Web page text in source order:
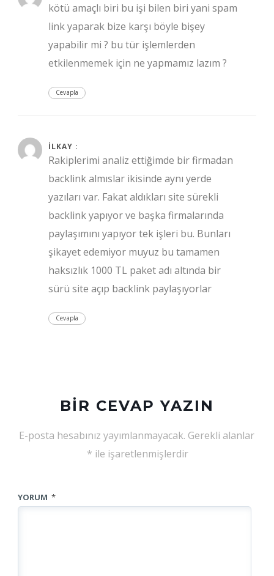
kötü amaçlı biri bu işi bilen biri yani spam
link yaparak bize karşı böyle bişey
yapabilir mi ? bu tür işlemlerden
etkilenmemek için ne yapmamız lazım ?
Cevapla
İLKAY :
Rakiplerimi analiz ettiğimde bir firmadan
backlink almıslar ikisinde aynı yerde
yazıları var. Fakat aldıkları site sürekli
backlink yapıyor ve başka firmalarında
paylaşımını yapıyor tek işleri bu. Bunları
şikayet edemiyor muyuz bu tamamen
haksızlık 1000 TL paket adı altında bir
sürü site açıp backlink paylaşıyorlar
Cevapla
BIR CEVAP YAZIN
E-posta hesabınız yayımlanmayacak. Gerekli alanlar
* ile işaretlenmişlerdir
YORUM *